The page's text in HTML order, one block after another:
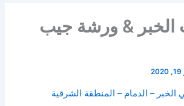
& ورشة جيب
– الدمام – المنطقة الشرقية